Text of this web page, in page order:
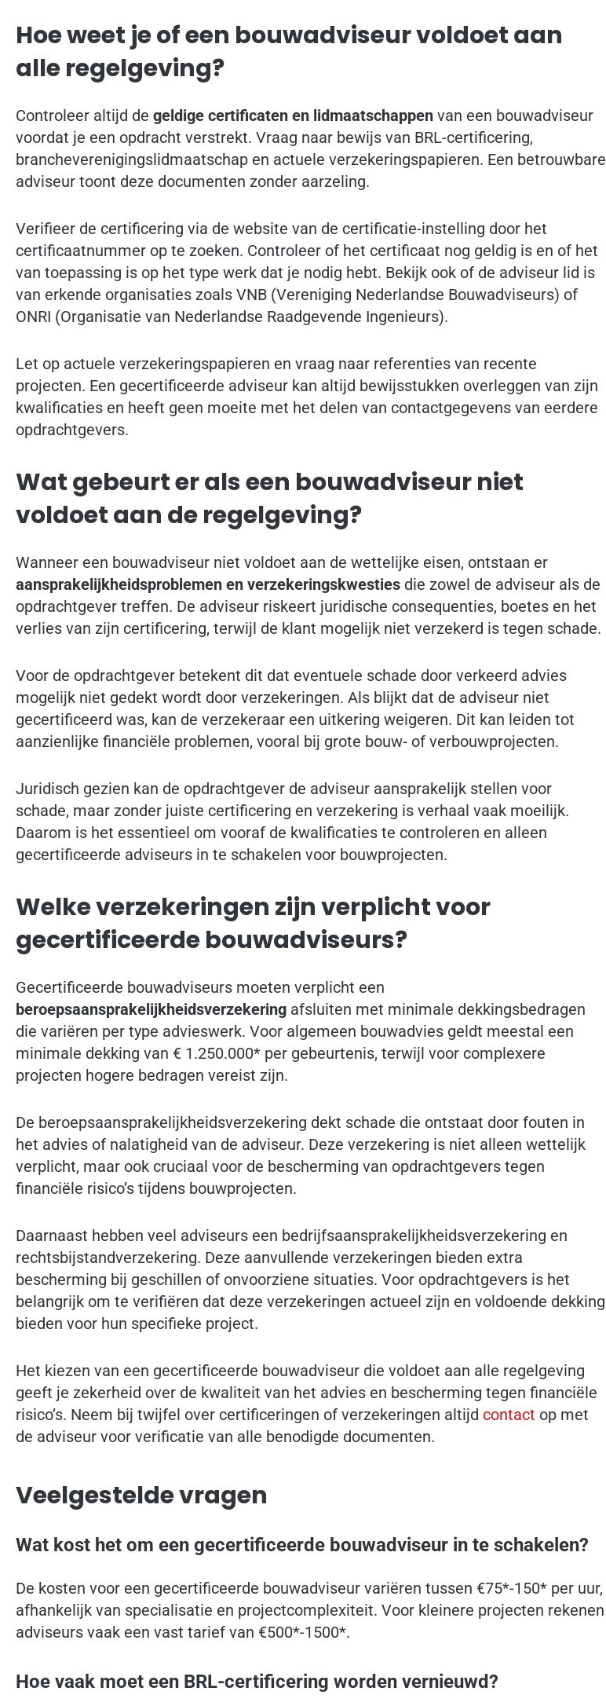
Hoe weet je of een bouwadviseur voldoet aan
alle regelgeving?
Controleer altijd de geldige certificaten en lidmaatschappen van een bouwadviseur
voordat je een opdracht verstrekt. Vraag naar bewijs van BRL-certificering,
brancheverenigingslidmaatschap en actuele verzekeringspapieren. Een betrouwbare
adviseur toont deze documenten zonder aarzeling.
Verifieer de certificering via de website van de certificatie-instelling door het
certificaatnummer op te zoeken. Controleer of het certificaat nog geldig is en of het
van toepassing is op het type werk dat je nodig hebt. Bekijk ook of de adviseur lid is
van erkende organisaties zoals VNB (Vereniging Nederlandse Bouwadviseurs) of
ONRI (Organisatie van Nederlandse Raadgevende Ingenieurs).
Let op actuele verzekeringspapieren en vraag naar referenties van recente
projecten. Een gecertificeerde adviseur kan altijd bewijsstukken overleggen van zijn
kwalificaties en heeft geen moeite met het delen van contactgegevens van eerdere
opdrachtgevers.
Wat gebeurt er als een bouwadviseur niet
voldoet aan de regelgeving?
Wanneer een bouwadviseur niet voldoet aan de wettelijke eisen, ontstaan er
aansprakelijkheidsproblemen en verzekeringskwesties die zowel de adviseur als de
opdrachtgever treffen. De adviseur riskeert juridische consequenties, boetes en het
verlies van zijn certificering, terwijl de klant mogelijk niet verzekerd is tegen schade.
Voor de opdrachtgever betekent dit dat eventuele schade door verkeerd advies
mogelijk niet gedekt wordt door verzekeringen. Als blijkt dat de adviseur niet
gecertificeerd was, kan de verzekeraar een uitkering weigeren. Dit kan leiden tot
aanzienlijke financiële problemen, vooral bij grote bouw- of verbouwprojecten.
Juridisch gezien kan de opdrachtgever de adviseur aansprakelijk stellen voor
schade, maar zonder juiste certificering en verzekering is verhaal vaak moeilijk.
Daarom is het essentieel om vooraf de kwalificaties te controleren en alleen
gecertificeerde adviseurs in te schakelen voor bouwprojecten.
Welke verzekeringen zijn verplicht voor
gecertificeerde bouwadviseurs?
Gecertificeerde bouwadviseurs moeten verplicht een
beroepsaansprakelijkheidsverzekering afsluiten met minimale dekkingsbedragen
die variëren per type advieswerk. Voor algemeen bouwadvies geldt meestal een
minimale dekking van € 1.250.000* per gebeurtenis, terwijl voor complexere
projecten hogere bedragen vereist zijn.
De beroepsaansprakelijkheidsverzekering dekt schade die ontstaat door fouten in
het advies of nalatigheid van de adviseur. Deze verzekering is niet alleen wettelijk
verplicht, maar ook cruciaal voor de bescherming van opdrachtgevers tegen
financiële risico’s tijdens bouwprojecten.
Daarnaast hebben veel adviseurs een bedrijfsaansprakelijkheidsverzekering en
rechtsbijstandverzekering. Deze aanvullende verzekeringen bieden extra
bescherming bij geschillen of onvoorziene situaties. Voor opdrachtgevers is het
belangrijk om te verifiëren dat deze verzekeringen actueel zijn en voldoende dekking
bieden voor hun specifieke project.
Het kiezen van een gecertificeerde bouwadviseur die voldoet aan alle regelgeving
geeft je zekerheid over de kwaliteit van het advies en bescherming tegen financiële
risico’s. Neem bij twijfel over certificeringen of verzekeringen altijd contact op met
de adviseur voor verificatie van alle benodigde documenten.
Veelgestelde vragen
Wat kost het om een gecertificeerde bouwadviseur in te schakelen?
De kosten voor een gecertificeerde bouwadviseur variëren tussen €75*-150* per uur,
afhankelijk van specialisatie en projectcomplexiteit. Voor kleinere projecten rekenen
adviseurs vaak een vast tarief van €500*-1500*.
Hoe vaak moet een BRL-certificering worden vernieuwd?